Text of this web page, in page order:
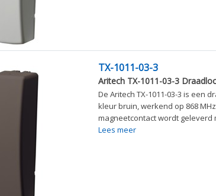
TX-1011-03-3
Aritech TX-1011-03-3
De Aritech TX-1011-03-3 is een
kleur bruin, werkend op 868
magneetcontact wordt geleverd
Lees meer